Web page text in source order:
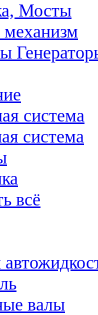
Мосты
механизм
система
система
всё
валы